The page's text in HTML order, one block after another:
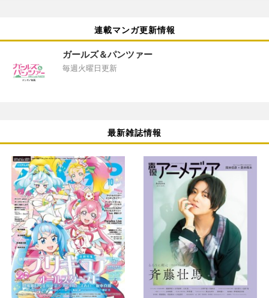
連載マンガ更新情報
ガールズ＆パンツァー
毎週火曜日更新
最新雑誌情報